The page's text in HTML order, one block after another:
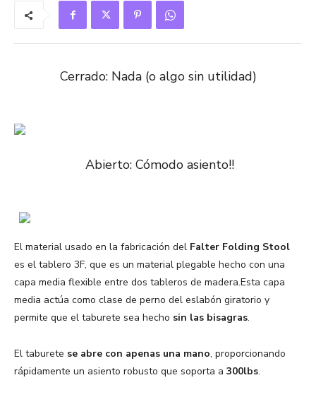
Cerrado: Nada (o algo sin utilidad)
Abierto: Cómodo asiento!!
El material usado en la fabricación del Falter Folding Stool
es el tablero 3F, que es un material plegable hecho con una
capa media flexible entre dos tableros de madera.Esta capa
media actúa como clase de perno del eslabón giratorio y
permite que el taburete sea hecho sin las bisagras.
El taburete se abre con apenas una mano, proporcionando
rápidamente un asiento robusto que soporta a 300lbs.